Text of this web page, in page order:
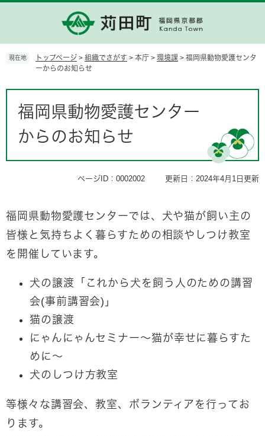
の
す。
ー
し
現在地 トップページ > 組織でさがす > 本庁 > 環境課 > 福岡県動物愛護センタ
ーからのお知らせ
福岡県動物愛護センター
からのお知らせ
ページID：0002002 更新日：2024年4月1日更新
福岡県動物愛護センターでは、犬や猫が飼い主の
皆様と気持ちよく暮らすための相談やしつけ教室
を開催しています。
犬の譲渡「これから犬を飼う人のための講習
会(事前講習会)」
猫の譲渡
にゃんにゃんセミナー～猫が幸せに暮らすた
めに～
犬のしつけ方教室
等様々な講習会、教室、ボランティアを行ってお
ります。